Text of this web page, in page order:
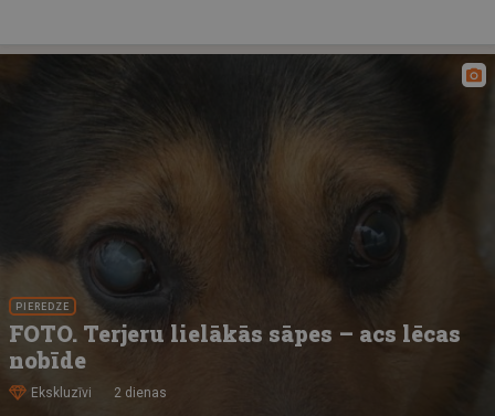
PIEREDZE
FOTO. Terjeru lielākās sāpes – acs lēcas
nobīde
Ekskluzīvi 2 dienas